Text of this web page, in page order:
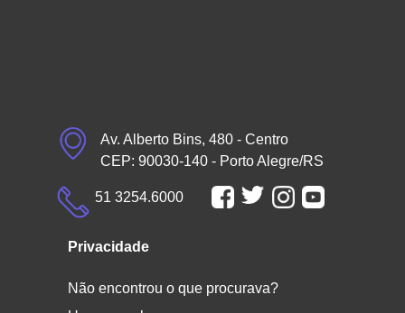
Av. Alberto Bins, 480 - Centro
CEP: 90030-140 - Porto Alegre/RS
51 3254.6000
Privacidade
Não encontrou o que procurava?